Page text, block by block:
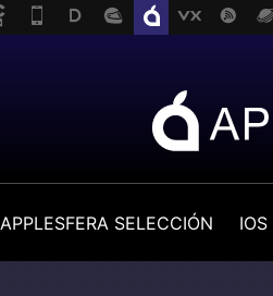
APPLESFERA SELECCIÓN IOS